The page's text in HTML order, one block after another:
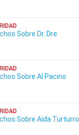
Sobre Dr. Dre
Sobre Al Pacino
Sobre Aida Turturro